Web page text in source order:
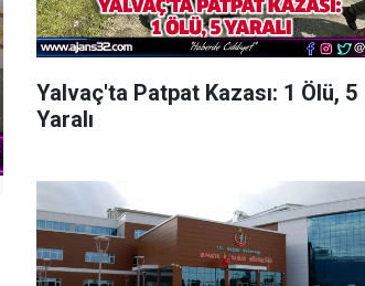
Yalvaç'ta Patpat Kazası: 1 Ölü, 5
Yaralı